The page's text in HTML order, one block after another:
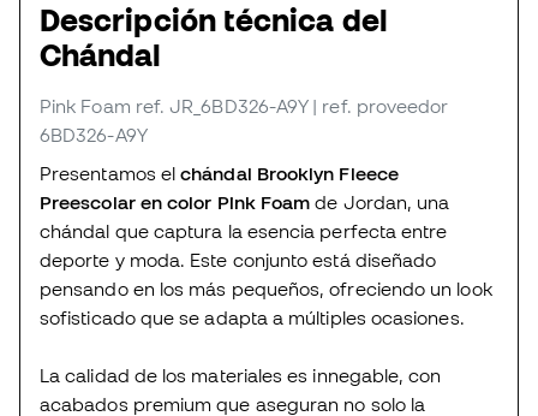
Descripción técnica del
Chándal
Pink Foam ref. JR_6BD326-A9Y | ref. proveedor
6BD326-A9Y
Presentamos elchándal Brooklyn Fleece
Preescolar en color Pink Foam de Jordan, una
chándal que captura la esencia perfecta entre
deporte y moda. Este conjunto está diseñado
pensando en los más pequeños, ofreciendo un look
sofisticado que se adapta a múltiples ocasiones.
La calidad de los materiales es innegable, con
acabados premium que aseguran no solo la